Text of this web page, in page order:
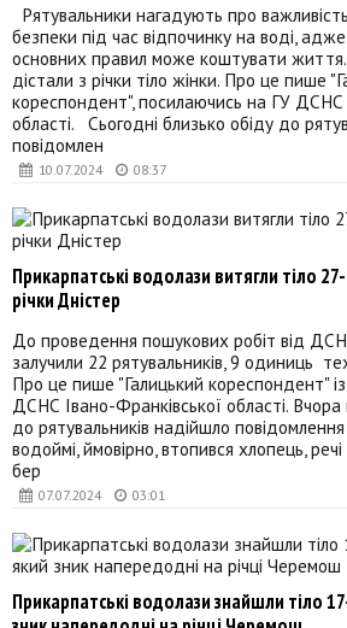
10.07.2024 08:37
Рятувальники нагадують про
безпеки під час відпочинку на воді,
основних правил може коштувати
дістали з річки тіло жінки. Про це пише
кореспондент", посилаючись на ГУ ДСНС
області. Сьогодні близько обіду до
повідомлен
07.07.2024 03:01
Прикарпатські водолази витягли тіло
річки Дністер
До проведення пошукових робіт від
залучили 22 рятувальників, 9 одиниць
Про це пише "Галицький кореспондент"
ДСНС Івано-Франківської області. Вчора
до рятувальників надійшло
водоймі, ймовірно, втопився хлопець,
бер
Прикарпатські водолази знайшли тіло